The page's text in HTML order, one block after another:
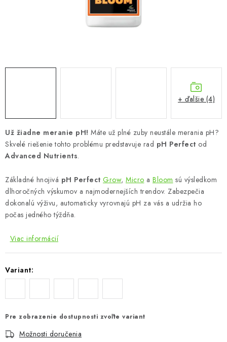
Podmienky o ochrane osobných údajov
Už žiadne meranie pH! Máte už plné zuby neustále merania pH?
Skvelé riešenie tohto problému predstavuje rad pH Perfect od
Advanced Nutrients.
Základné hnojivá pH Perfect Grow, Micro a Bloom sú výsledkom
dlhoročných výskumov a najmodernejších trendov. Zabezpečia
dokonalú výživu, automaticky vyrovnajú pH za vás a udržia ho
počas jedného týždňa.
Viac informácií
Variant:
Pre zobrazenie dostupnosti zvoľte variant
Možnosti doručenia
+ ďalšie (4)